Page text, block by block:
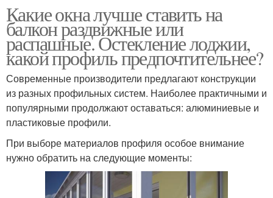
Какие окна лучше ставить на
балкон раздвижные или
распашные. Остекление лоджии,
какой профиль предпочтительнее?
Современные производители предлагают конструкции
из разных профильных систем. Наиболее практичными и
популярными продолжают оставаться: алюминиевые и
пластиковые профили.
При выборе материалов профиля особое внимание
нужно обратить на следующие моменты: